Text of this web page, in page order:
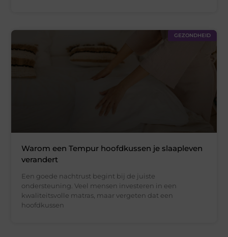
GEZONDHEID
Warom een Tempur hoofdkussen je slaapleven
verandert
Een goede nachtrust begint bij de juiste
ondersteuning. Veel mensen investeren in een
kwaliteitsvolle matras, maar vergeten dat een
hoofdkussen